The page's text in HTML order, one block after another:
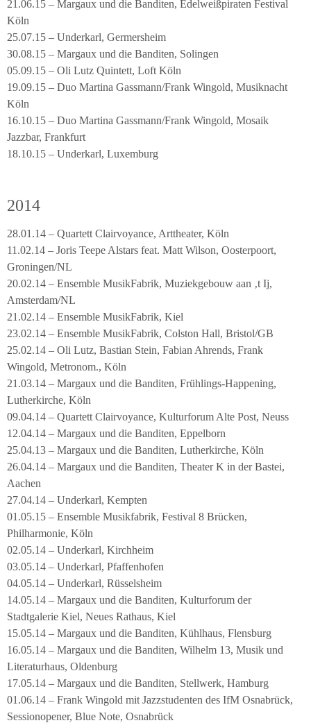
21.06.15 – Margaux und die Banditen, Edelweißpiraten Festival
Köln
25.07.15 – Underkarl, Germersheim
30.08.15 – Margaux und die Banditen, Solingen
05.09.15 – Oli Lutz Quintett, Loft Köln
19.09.15 – Duo Martina Gassmann/Frank Wingold, Musiknacht
Köln
16.10.15 – Duo Martina Gassmann/Frank Wingold, Mosaik
Jazzbar, Frankfurt
18.10.15 – Underkarl, Luxemburg
2014
28.01.14 – Quartett Clairvoyance, Arttheater, Köln
11.02.14 – Joris Teepe Alstars feat. Matt Wilson, Oosterpoort,
Groningen/NL
20.02.14 – Ensemble MusikFabrik, Muziekgebouw aan ‚t Ij,
Amsterdam/NL
21.02.14 – Ensemble MusikFabrik, Kiel
23.02.14 – Ensemble MusikFabrik, Colston Hall, Bristol/GB
25.02.14 – Oli Lutz, Bastian Stein, Fabian Ahrends, Frank
Wingold, Metronom., Köln
21.03.14 – Margaux und die Banditen, Frühlings-Happening,
Lutherkirche, Köln
09.04.14 – Quartett Clairvoyance, Kulturforum Alte Post, Neuss
12.04.14 – Margaux und die Banditen, Eppelborn
25.04.13 – Margaux und die Banditen, Lutherkirche, Köln
26.04.14 – Margaux und die Banditen, Theater K in der Bastei,
Aachen
27.04.14 – Underkarl, Kempten
01.05.15 – Ensemble Musikfabrik, Festival 8 Brücken,
Philharmonie, Köln
02.05.14 – Underkarl, Kirchheim
03.05.14 – Underkarl, Pfaffenhofen
04.05.14 – Underkarl, Rüsselsheim
14.05.14 – Margaux und die Banditen, Kulturforum der
Stadtgalerie Kiel, Neues Rathaus, Kiel
15.05.14 – Margaux und die Banditen, Kühlhaus, Flensburg
16.05.14 – Margaux und die Banditen, Wilhelm 13, Musik und
Literaturhaus, Oldenburg
17.05.14 – Margaux und die Banditen, Stellwerk, Hamburg
01.06.14 – Frank Wingold mit Jazzstudenten des IfM Osnabrück,
Sessionopener, Blue Note, Osnabrück